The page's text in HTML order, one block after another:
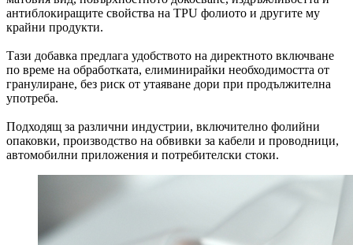
антиблокиращите свойства на TPU фолиото и другите му
крайни продукти.
Тази добавка предлага удобството на директното включване
по време на обработката, елиминирайки необходимостта от
гранулиране, без риск от утаяване дори при продължителна
употреба.
Подходящ за различни индустрии, включително фолийни
опаковки, производство на обвивки за кабели и проводници,
автомобилни приложения и потребителски стоки.